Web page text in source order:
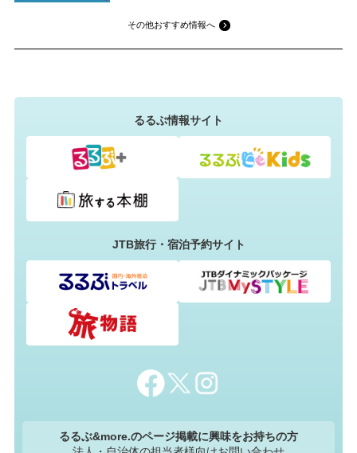
その他おすすめ情報へ
るるぶ情報サイト
JTB旅行・宿泊予約サイト
るるぶ&more.のページ掲載に興味をお持ちの方